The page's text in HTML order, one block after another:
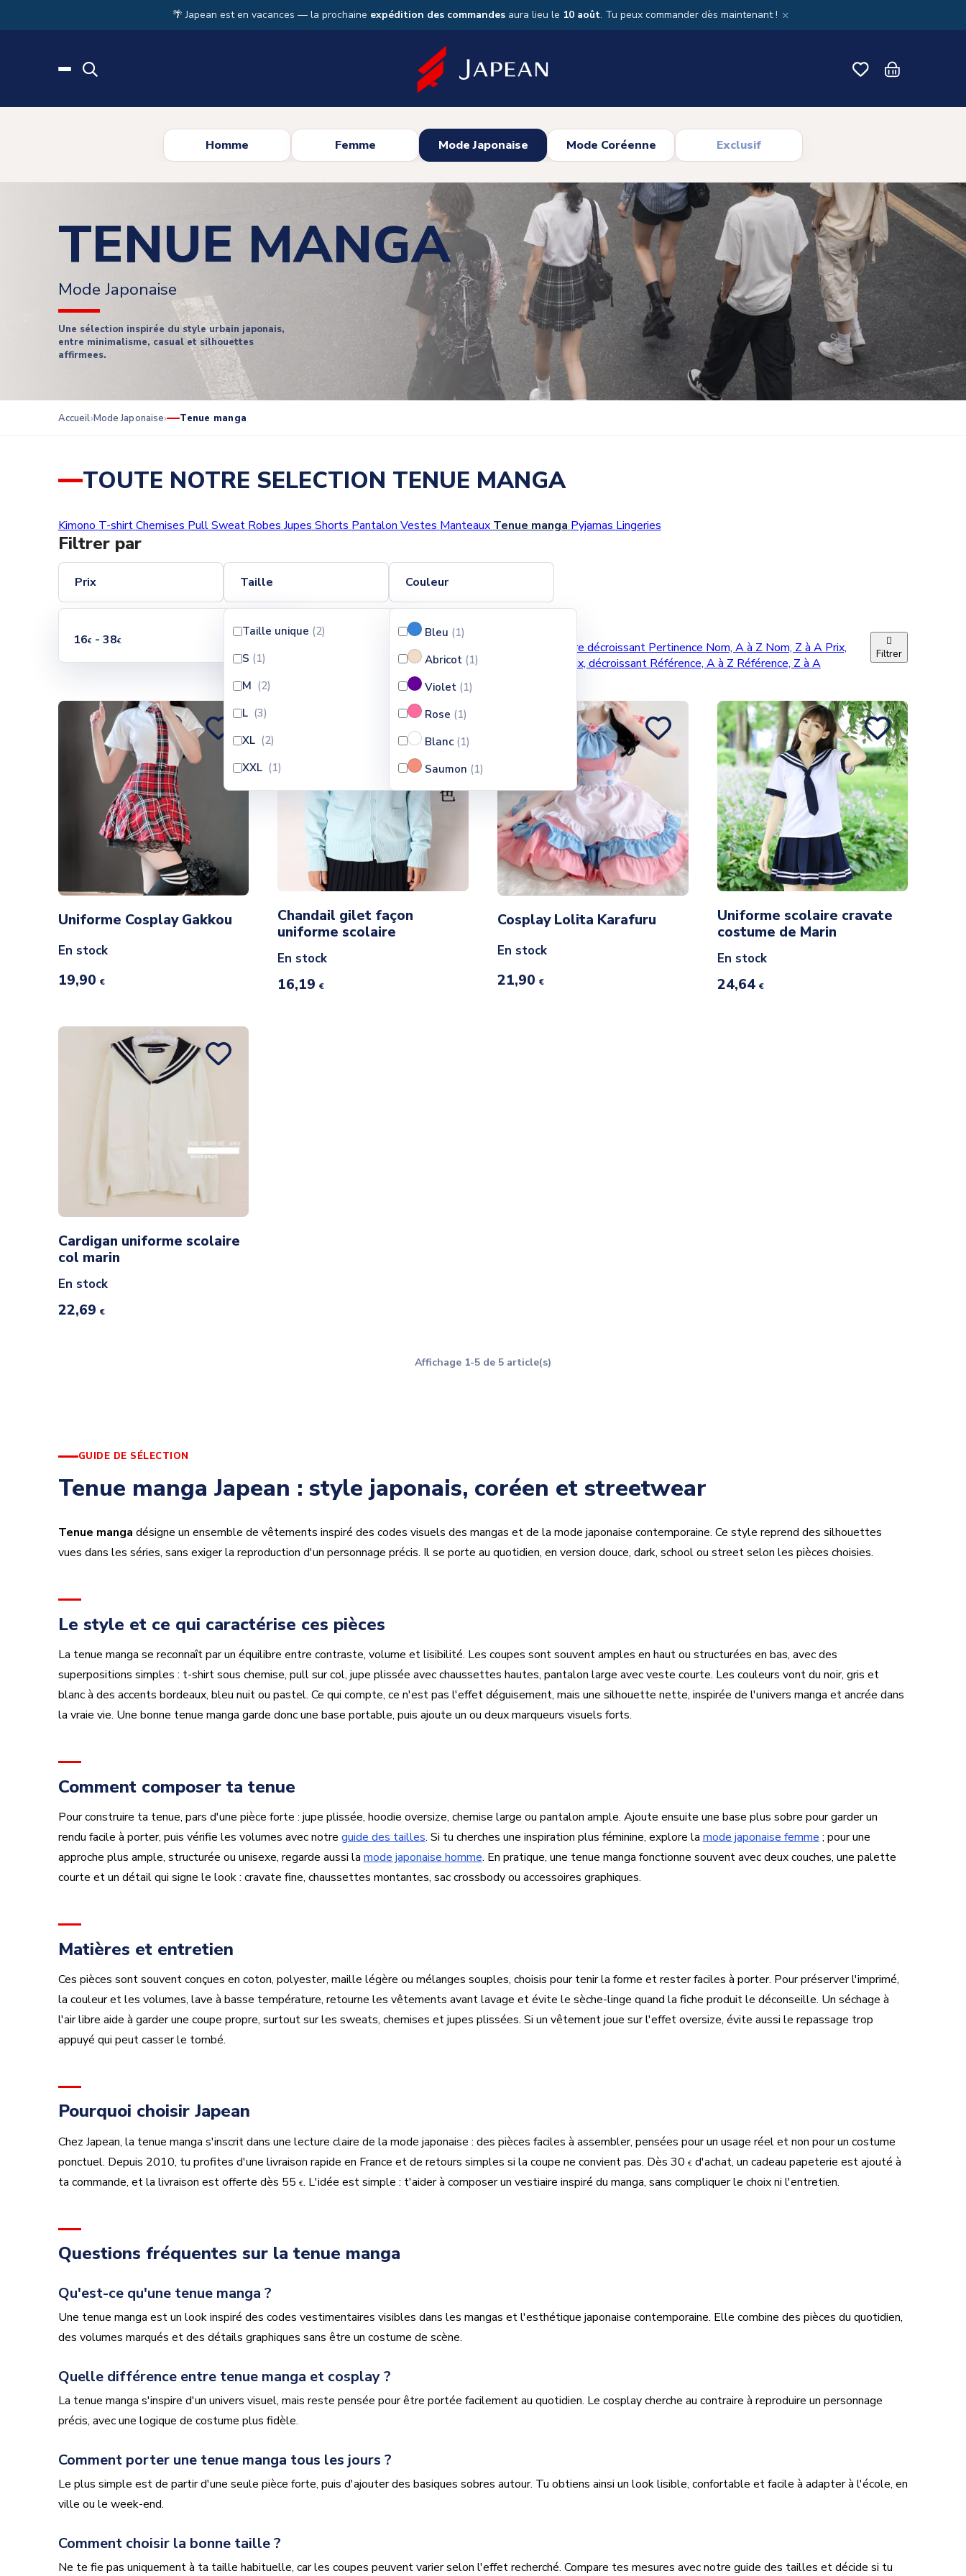
🌴 Japean est en vacances — la prochaine expédition des commandes aura lieu le 10 août. Tu peux commander dès maintenant ! ×
Homme Femme Mode Japonaise Mode Coréenne Exclusif
TENUE MANGA
Mode Japonaise
Une sélection inspirée du style urbain japonais,
entre minimalisme, casual et silhouettes
affirmees.
Accueil Mode Japonaise Tenue manga
TOUTE NOTRE SELECTION TENUE MANGA
Kimono T-shirtChemises PullSweat Robes Jupes Shorts Pantalon Vestes Manteaux Tenue manga Pyjamas Lingeries
Filtrer par
Prix
16€- 38€
Taille
Taille unique (2)
S (1)
M (2)
L (3)
XL (2)
XXL (1)
Couleur
Bleu (1)
Abricot (1)
Violet (1)
Rose (1)
Blanc (1)
Saumon (1)
Il y a 5 produits. Ventes, ordre décroissant Pertinence Nom, A à Z Nom, Z à A Prix,
Prix, décroissant Référence, A à Z Référence, Z à A

Filtrer
Uniforme Cosplay Gakkou
En stock
19,90 €
Chandail gilet façon
uniforme scolaire
En stock
16,19€
Cosplay Lolita Karafuru
En stock
21,90€
Uniforme scolaire cravate
costume de Marin
En stock
24,64 €
Cardigan uniforme scolaire
col marin
En stock
22,69 €
Affichage 1-5 de 5 article(s)
GUIDE DE SÉLECTION
Tenue manga Japean : style japonais, coréen et streetwear
Tenue manga désigne un ensemble de vêtements inspiré des codes visuels des mangas et de la mode japonaise contemporaine. Ce style reprend des silhouettes
vues dans les séries, sans exiger la reproduction d'un personnage précis. Il se porte au quotidien, en version douce, dark, school ou street selon les pièces choisies.
Le style et ce qui caractérise ces pièces
La tenue manga se reconnaît par un équilibre entre contraste, volume et lisibilité. Les coupes sont souvent amples en haut ou structurées en bas, avec des
superpositions simples : t-shirt sous chemise, pull sur col, jupe plissée avec chaussettes hautes, pantalon large avec veste courte. Les couleurs vont du noir, gris et
blanc à des accents bordeaux, bleu nuit ou pastel. Ce qui compte, ce n'est pas l'effet déguisement, mais une silhouette nette, inspirée de l'univers manga et ancrée dans
la vraie vie. Une bonne tenue manga garde donc une base portable, puis ajoute un ou deux marqueurs visuels forts.
Comment composer ta tenue
Pour construire ta tenue, pars d'une pièce forte : jupe plissée, hoodie oversize, chemise large ou pantalon ample. Ajoute ensuite une base plus sobre pour garder un
rendu facile à porter, puis vérifie les volumes avec notre guide des tailles. Si tu cherches une inspiration plus féminine, explore la mode japonaise femme ; pour une
approche plus ample, structurée ou unisexe, regarde aussi la mode japonaise homme. En pratique, une tenue manga fonctionne souvent avec deux couches, une palette
courte et un détail qui signe le look : cravate fine, chaussettes montantes, sac crossbody ou accessoires graphiques.
Matières et entretien
Ces pièces sont souvent conçues en coton, polyester, maille légère ou mélanges souples, choisis pour tenir la forme et rester faciles à porter. Pour préserver l'imprimé,
la couleur et les volumes, lave à basse température, retourne les vêtements avant lavage et évite le sèche-linge quand la fiche produit le déconseille. Un séchage à
l'air libre aide à garder une coupe propre, surtout sur les sweats, chemises et jupes plissées. Si un vêtement joue sur l'effet oversize, évite aussi le repassage trop
appuyé qui peut casser le tombé.
Pourquoi choisir Japean
Chez Japean, la tenue manga s'inscrit dans une lecture claire de la mode japonaise : des pièces faciles à assembler, pensées pour un usage réel et non pour un costume
ponctuel. Depuis 2010, tu profites d'une livraison rapide en France et de retours simples si la coupe ne convient pas. Dès 30 €d'achat, un cadeau papeterie est ajouté à
ta commande, et la livraison est offerte dès 55 €. L'idée est simple : t'aider à composer un vestiaire inspiré du manga, sans compliquer le choix ni l'entretien.
Questions fréquentes sur la tenue manga
Qu'est-ce qu'une tenue manga ?
Une tenue manga est un look inspiré des codes vestimentaires visibles dans les mangas et l'esthétique japonaise contemporaine. Elle combine des pièces du quotidien,
des volumes marqués et des détails graphiques sans être un costume de scène.
Quelle différence entre tenue manga et cosplay ?
La tenue manga s'inspire d'un univers visuel, mais reste pensée pour être portée facilement au quotidien. Le cosplay cherche au contraire à reproduire un personnage
précis, avec une logique de costume plus fidèle.
Comment porter une tenue manga tous les jours ?
Le plus simple est de partir d'une seule pièce forte, puis d'ajouter des basiques sobres autour. Tu obtiens ainsi un look lisible, confortable et facile à adapter à l'école, en
ville ou le week-end.
Comment choisir la bonne taille ?
Ne te fie pas uniquement à ta taille habituelle, car les coupes peuvent varier selon l'effet recherché. Compare tes mesures avec notre guide des tailles et décide si tu